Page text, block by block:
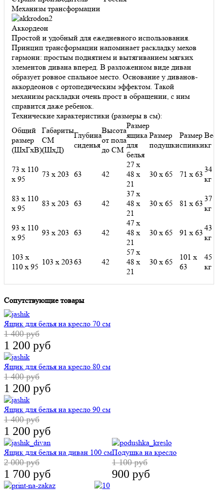
Механизм трансформации
Аккордеон
Простой и удобный для ежедневного использования.
Принцип трансформации напоминает раскладку мехов
гармони: простым поднятием и вытягиванием мягких
элементов дивана вперед. В разложенном виде диван
образует ровное спальное место. Основание у диванов-
аккордеонов с ортопедическим эффектом. Такой
механизм раскладки очень прост в обращении, с ним
справится даже ребенок.
Технические характеристики (размеры в см):
Общий
размер
(ШхГхВ)
Габариты
СМ
(ШхД)
Глубина
сиденья
Высота
от пола
до СМ
Размер
ящика
для
белья
Размер
подушки
Размер
спинки
Вес,
кг
73 х 110
х 95
73 х 203 63 42
27 х
48 х
21
30 х 65 71 х 63
34
кг
83 х 110
х 95
83 х 203 63 42
37 х
48 х
21
30 х 65 81 х 63
37
кг
93 х 110
х 95
93 х 203 63 42
47 х
48 х
21
30 х 65 91 х 63
43
кг
103 х
110 х 95
103 х 20363 42
57 х
48 х
21
30 х 65
101 х
63
45
кг
Сопутствующие товары
Ящик для белья на кресло 70 см
1 400 руб
1 200 руб
Ящик для белья на кресло 80 см
1 400 руб
1 200 руб
Ящик для белья на кресло 90 см
1 400 руб
1 200 руб
Ящик для белья на диван 100 см
2 000 руб
1 700 руб
Подушка на кресло
1 100 руб
900 руб